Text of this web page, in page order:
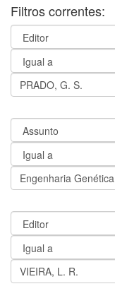
Filtros correntes: